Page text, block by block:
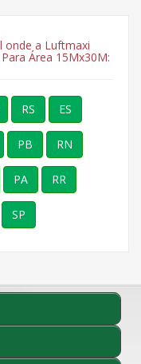
onde a Luftmaxi
Área 15Mx30M:
RS ES
PB RN
PA RR
SP